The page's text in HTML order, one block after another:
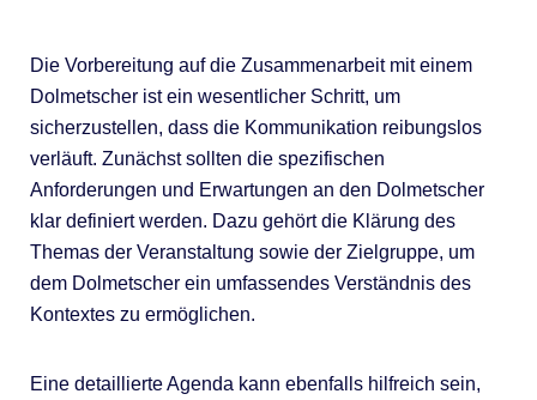
Die Vorbereitung auf die Zusammenarbeit mit einem
Dolmetscher ist ein wesentlicher Schritt, um
sicherzustellen, dass die Kommunikation reibungslos
verläuft. Zunächst sollten die spezifischen
Anforderungen und Erwartungen an den Dolmetscher
klar definiert werden. Dazu gehört die Klärung des
Themas der Veranstaltung sowie der Zielgruppe, um
dem Dolmetscher ein umfassendes Verständnis des
Kontextes zu ermöglichen.
Eine detaillierte Agenda kann ebenfalls hilfreich sein,